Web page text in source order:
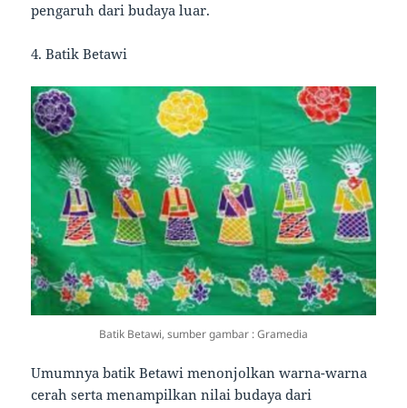
pengaruh dari budaya luar.
4. Batik Betawi
Batik Betawi, sumber gambar : Gramedia
Umumnya batik Betawi menonjolkan warna-warna
cerah serta menampilkan nilai budaya dari